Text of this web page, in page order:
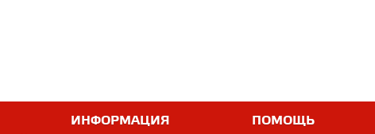
ИНФОРМАЦИЯ ПОМОЩЬ